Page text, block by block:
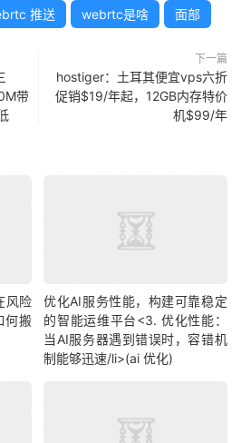
推送 webrtc是啥 面部
带
下一篇
hostiger：土耳其便宜vps六折
促销$19/年起，12GB内存特价
机$99/年
风险
何搬
优化AI服务性能，构建可靠稳定
的智能运维平台<3. 优化性能：
当AI服务器遇到错误时，容错机
制能够迅速/li>(ai 优化)